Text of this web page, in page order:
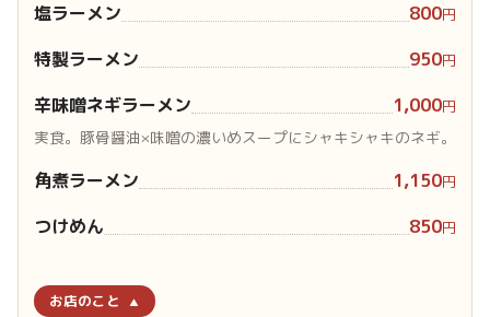
塩ラーメン 800円
特製ラーメン 950円
辛味噌ネギラーメン 1,000円
実食。豚骨醤油×味噌の濃いめスープにシャキシャキのネギ。
角煮ラーメン 1,150円
つけめん 850円
お店のこと